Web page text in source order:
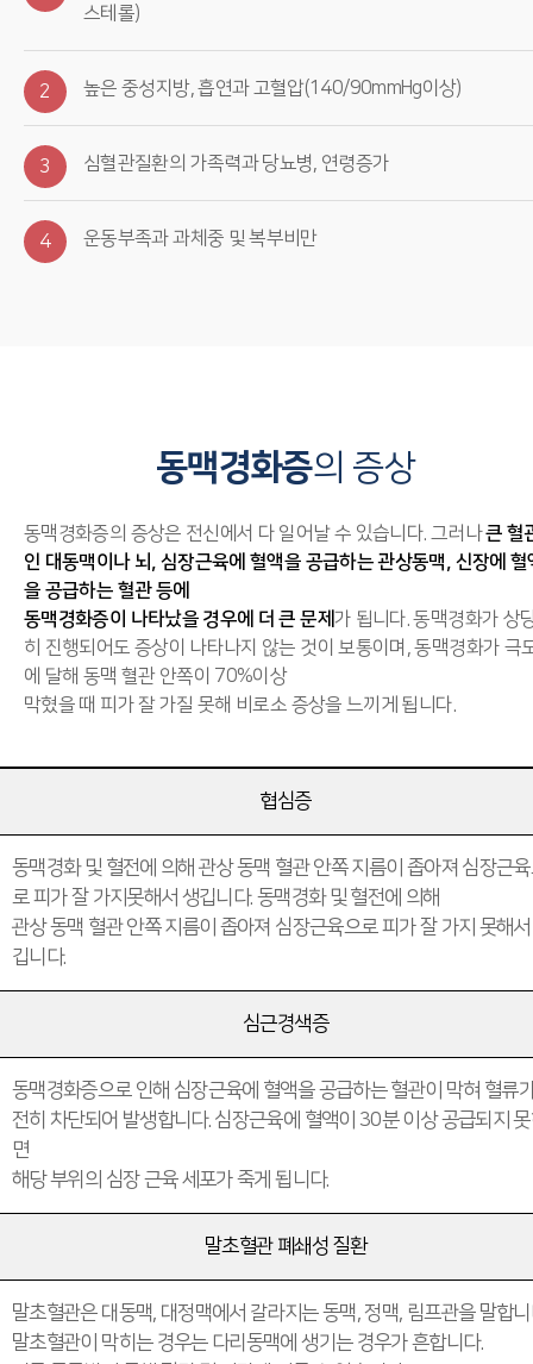
스테롤)
2 높은 중성지방, 흡연과 고혈압(140/90mmHg이상)
3 심혈관질환의 가족력과 당뇨병, 연령증가
4 운동부족과 과체중 및 복부비만
동맥경화증의 증상
동맥경화증의 증상은 전신에서 다 일어날 수 있습니다. 그러나큰 혈
인 대동맥이나 뇌, 심장근육에 혈액을 공급하는 관상동맥, 신장에 혈
을 공급하는 혈관 등에
동맥경화증이 나타났을 경우에 더 큰 문제 가 됩니다. 동맥경화가 상
히 진행되어도 증상이 나타나지 않는 것이 보통이며, 동맥경화가 극
에 달해 동맥 혈관 안쪽이 70%이상
막혔을 때 피가 잘 가질 못해 비로소 증상을 느끼게 됩니다.
협심증
동맥경화 및 혈전에 의해 관상 동맥 혈관 안쪽 지름이 좁아져 심장근
로 피가 잘 가지못해서 생깁니다. 동맥경화 및 혈전에 의해
관상 동맥 혈관 안쪽 지름이 좁아져 심장근육으로 피가 잘 가지 못해
깁니다.
심근경색증
동맥경화증으로 인해 심장근육에 혈액을 공급하는 혈관이 막혀 혈류
전히 차단되어 발생합니다. 심장근육에 혈액이 30분 이상 공급되지
면
해당 부위의 심장 근육 세포가 죽게 됩니다.
말초혈관 폐쇄성 질환
말초혈관은 대동맥, 대정맥에서 갈라지는 동맥, 정맥, 림프관을 말합니
말초혈관이 막히는 경우는 다리동맥에 생기는 경우가 흔합니다.